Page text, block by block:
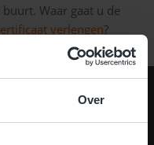
Over
Waar gaat u de
verlengen?